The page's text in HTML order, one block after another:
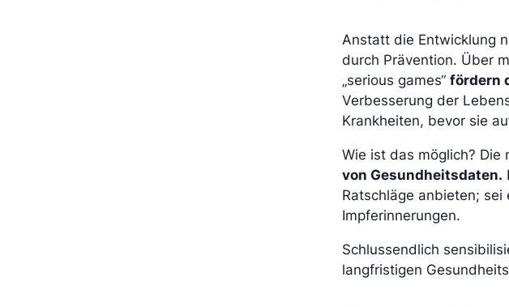
Anstatt die Entwicklung
durch Prävention. Über
„serious games“fördern
Verbesserung der
Krankheiten, bevor sie
Wie ist das möglich?
von Gesundheitsdaten.
Ratschläge anbieten;
Impferinnerungen.
Schlussendlich
langfristigen